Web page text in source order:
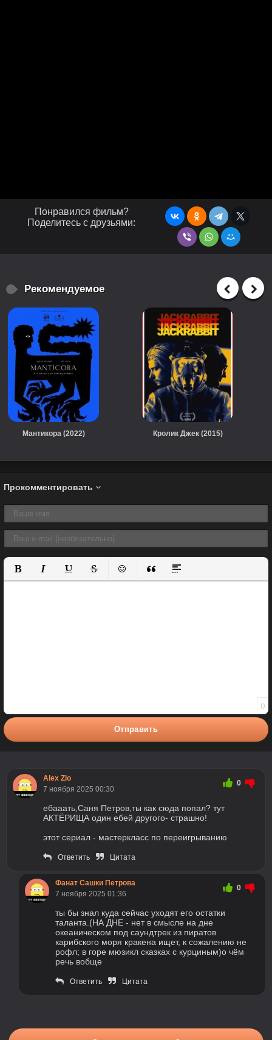
Понравился фильм?
Поделитесь с друзьями:
Рекомендуемое
Мантикора (2022) Кролик Джек (2015)
Прокомментировать
Полужирный
КурсивПодчеркнутый
ЗачеркнутыйВставить смайлик
Вставка цитаты
Вставка спойлера
0
Отправить
Alex Zlo
7 ноября 2025 00:30
0
ебааать,Саня Петров,ты как сюда попал? тут
АКТЁРИЩА один ебей другого- страшно!
этот сериал - мастеркласс по переигрыванию
Ответить Цитата
Фанат Сашки Петрова
7 ноября 2025 01:36
0
ты бы знал куда сейчас уходят его остатки
таланта.(НА ДНЕ - нет в смысле на дне
океаническом под саундтрек из пиратов
карибского моря кракена ищет, к сожалению не
рофл; в горе мюзикл сказках с курциным)о чём
речь вобще
Ответить Цитата